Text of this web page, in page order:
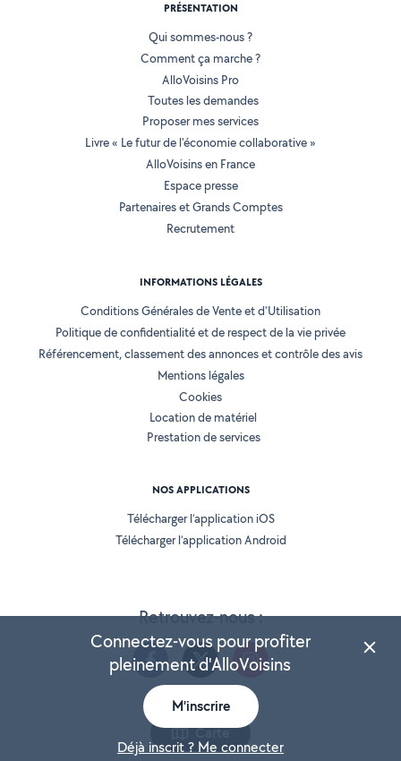
Carte
Retrouvez-nous :
PRÉSENTATION
Qui sommes-nous ?
Comment ça marche ?
AlloVoisins Pro
Toutes les demandes
Proposer mes services
Livre « Le futur de l'économie collaborative »
AlloVoisins en France
Espace presse
Partenaires et Grands Comptes
Recrutement
INFORMATIONS LÉGALES
Conditions Générales de Vente et d'Utilisation
Politique de confidentialité et de respect de la vie privée
Référencement, classement des annonces et contrôle des avis
Mentions légales
Cookies
Location de matériel
Prestation de services
NOS APPLICATIONS
Télécharger l’application iOS
Télécharger l’application Android
Connectez-vous pour profiter
pleinement d'AlloVoisins
M'inscrire
Déjà inscrit ? Me connecter